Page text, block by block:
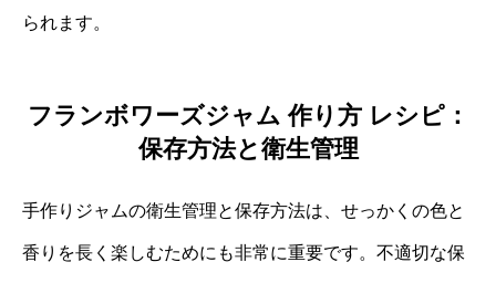
られます。
フランボワーズジャム 作り方 レシピ：
保存方法と衛生管理
手作りジャムの衛生管理と保存方法は、せっかくの色と
香りを長く楽しむためにも非常に重要です。不適切な保